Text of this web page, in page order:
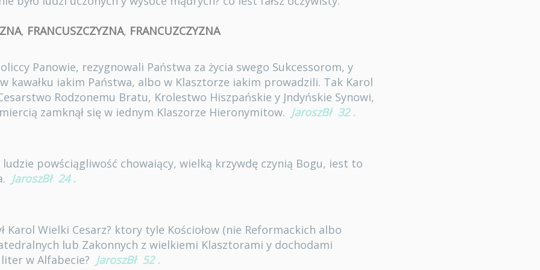
, FRANCUSZCZYZNA, FRANCUZCZYZNA
Panowie, rezygnowali Państwa za życia swego Sukcessorom, y
kawałku iakim Państwa, albo w Klasztorze iakim prowadzili. Tak Karol
Rodzonemu Bratu, Krolestwo Hiszpańskie y Jndyńskie Synowi,
zamknął się w iednym Klaszorze Hieronymitow. JaroszBł 32 .
ludzie powściągliwość chowaiący, wielką krzywdę czynią Bogu, iest to
JaroszBł 24 .
Karol Wielki Cesarz? ktory tyle Kościołow (nie Reformackich albo
lub Zakonnych z wielkiemi Klasztorami y dochodami
w Alfabecie? JaroszBł 52 .